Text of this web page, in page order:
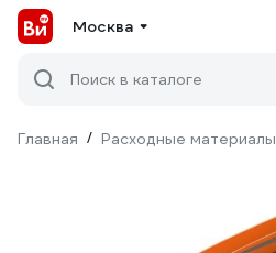
Москва
Поиск в каталоге
Главная / Расходные материалы